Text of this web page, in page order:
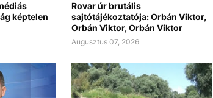
képtelen
Rovar úr brutális
sajtótájékoztatója: Orbán Viktor,
Orbán Viktor, Orbán Viktor
Augusztus 07, 2026